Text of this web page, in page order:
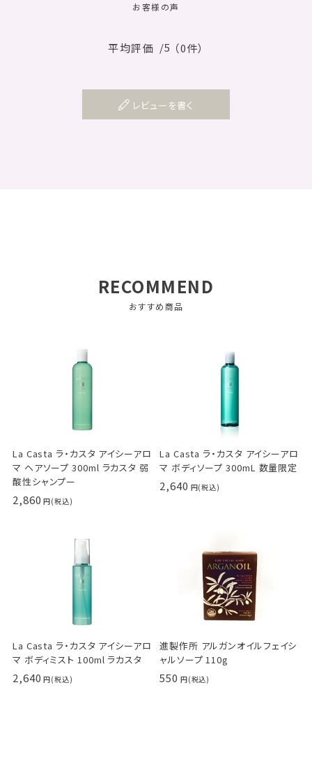
お客様の声
平均評価 /5 （0件）
レビューを書く
RECOMMEND
おすすめ商品
La Casta ラ・カスタ アイシーアロ
マ ヘアソープ 300ml ラカスタ 弱
酸性シャンプー
2,860
La Casta ラ・カスタ アイシーアロ
マ ボディソープ 300mL 数量限定
2,640
La Casta ラ・カスタ アイシーアロ
マ ボディミスト 100ml ラカスタ
2,640
進製作所 アルガンオイルフェイシ
ャルソープ 110g
550